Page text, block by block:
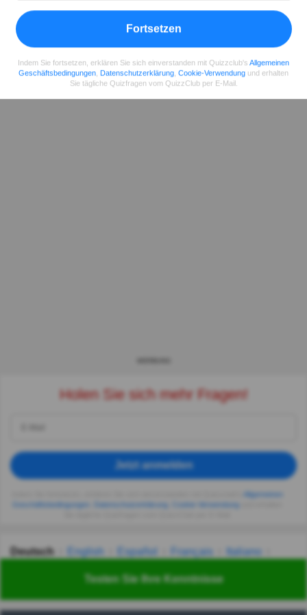
Testen Sie Ihre Kenntnisse
Holen Sie sich mehr Fragen!
Jetzt anmelden
Allgemeinen
Geschäftsbedingungen
Datenschutzerklärung Cookie-Verwendung
Deutsch English Español Français
Italiano
Українська हिन्दी 한국어 汉语
Fortsetzen
Indem Sie fortsetzen, erklären Sie sich einverstanden mit Quizzclub's Allgemeinen
Geschäftsbedingungen Datenschutzerklärung Cookie-Verwendung und erhalten
Sie tägliche Quizfragen vom QuizzClub per E-Mail.